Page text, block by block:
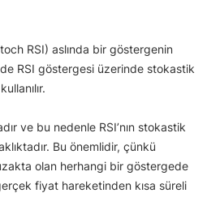
RSI) aslında bir göstergenin
RSI göstergesi üzerinde stokastik
ve bu nedenle RSI’nın stokastik
Bu önemlidir, çünkü
olan herhangi bir göstergede
fiyat hareketinden kısa süreli